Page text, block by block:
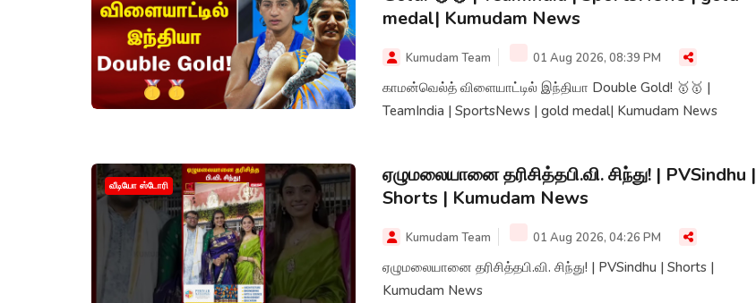
medal| Kumudam News
Kumudam Team 01 Aug 2026, 08:39 PM
காமன்வெல்த் விளையாட்டில் இந்தியா Double Gold! 🥇🥇 |
TeamIndia | SportsNews | gold medal| Kumudam News
வீடியோ ஸ்டோரி
ஏழுமலையானை தரிசித்தபி.வி. சிந்து! | PVSindhu |
Shorts | Kumudam News
Kumudam Team 01 Aug 2026, 04:26 PM
ஏழுமலையானை தரிசித்தபி.வி. சிந்து! | PVSindhu | Shorts |
Kumudam News